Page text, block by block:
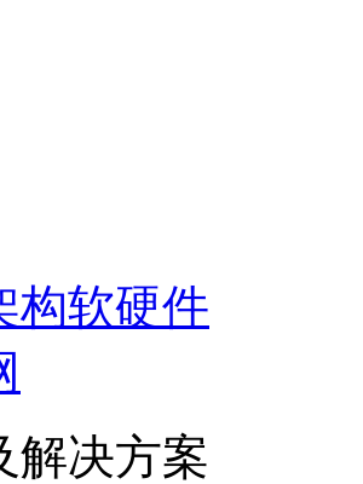
构软硬件
解决方案